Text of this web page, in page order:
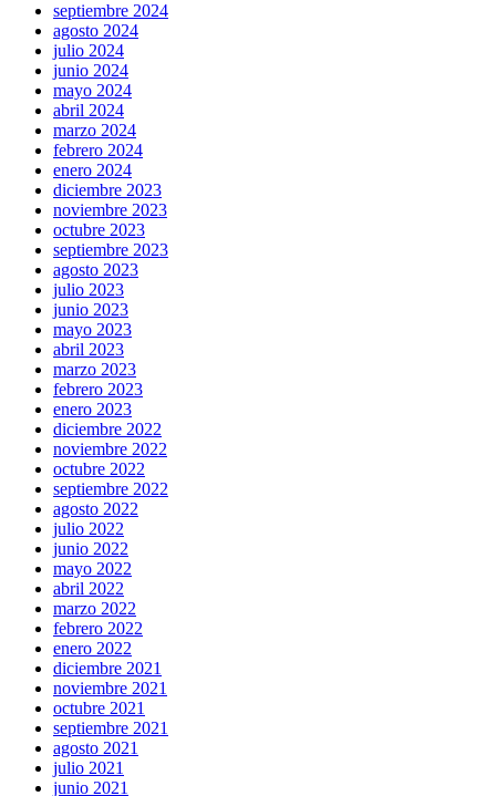
septiembre 2024
agosto 2024
julio 2024
junio 2024
mayo 2024
abril 2024
marzo 2024
febrero 2024
enero 2024
diciembre 2023
noviembre 2023
octubre 2023
septiembre 2023
agosto 2023
julio 2023
junio 2023
mayo 2023
abril 2023
marzo 2023
febrero 2023
enero 2023
diciembre 2022
noviembre 2022
octubre 2022
septiembre 2022
agosto 2022
julio 2022
junio 2022
mayo 2022
abril 2022
marzo 2022
febrero 2022
enero 2022
diciembre 2021
noviembre 2021
octubre 2021
septiembre 2021
agosto 2021
julio 2021
junio 2021